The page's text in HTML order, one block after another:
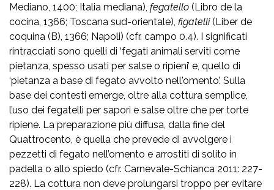
Mediano, 1400; Italia mediana), fegatello (Libro de la
cocina, 1366; Toscana sud-orientale), figatelli(Liber de
coquina (B), 1366; Napoli) (cfr. campo 0.4). I significati
rintracciati sono quelli di ‘fegati animali serviti come
pietanza, spesso usati per salse o ripieni’ e, quello di
‘pietanza a base di fegato avvolto nell'omento’. Sulla
base dei contesti emerge, oltre alla cottura semplice,
l’uso dei fegatelli per sapori e salse oltre che per torte
ripiene. La preparazione più diffusa, dalla fine del
Quattrocento, è quella che prevede di avvolgere i
pezzetti di fegato nell’omento e arrostiti di solito in
padella o allo spiedo (cfr. Carnevale-Schianca 2011: 227-
228). La cottura non deve prolungarsi troppo per evitare